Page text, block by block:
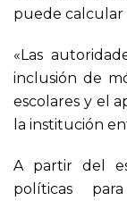
puede calcular
«Las
inclusión de
escolares y el
la institución
A partir del
políticas